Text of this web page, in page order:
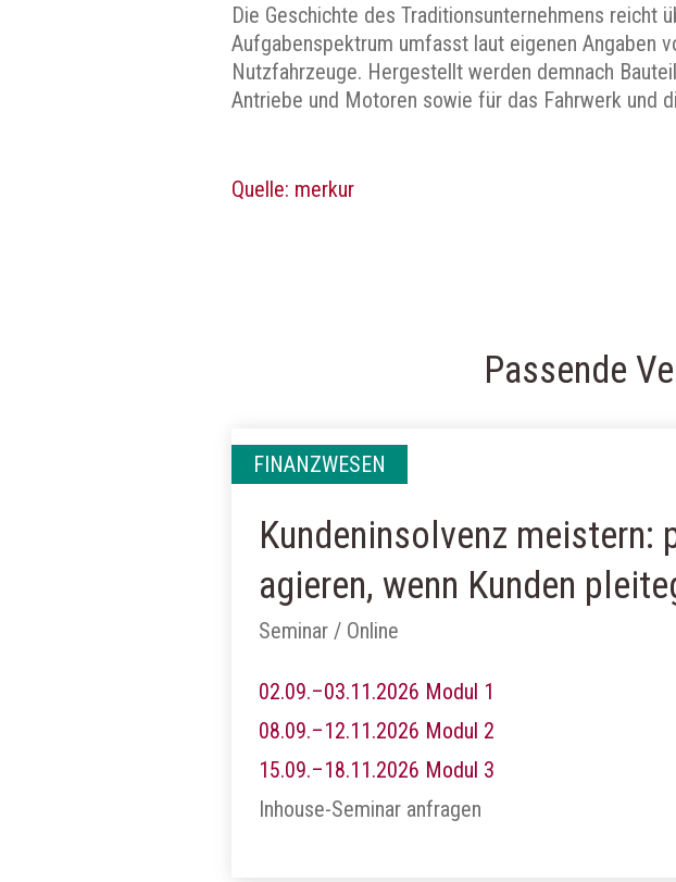
Die Geschichte des Traditionsunternehmens reicht
Aufgabenspektrum umfasst laut eigenen Angaben
Nutzfahrzeuge. Hergestellt werden demnach
Antriebe und Motoren sowie für das Fahrwerk und
Quelle: merkur
Passende
FINANZWESEN
Kundeninsolvenz meistern:
agieren, wenn Kunden
Seminar / Online
02.09.–03.11.2026 Modul 1
08.09.–12.11.2026 Modul 2
15.09.–18.11.2026 Modul 3
Inhouse-Seminar anfragen